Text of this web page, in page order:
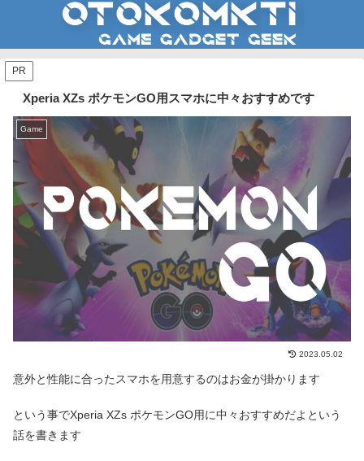
PR
Xperia XZs ポケモンGO用スマホに中々おすすめです
Game
2023.05.02
意外と性能に合ったスマホを用意するのはお金が掛かります
という事でXperia XZs ポケモンGO用に中々おすすめだよという
話を書きます